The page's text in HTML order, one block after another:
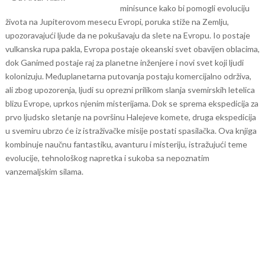
minisunce kako bi pomogli evoluciju
života na Jupiterovom mesecu Evropi, poruka stiže na Zemlju,
upozoravajući ljude da ne pokušavaju da slete na Evropu. Io postaje
vulkanska rupa pakla, Evropa postaje okeanski svet obavijen oblacima,
dok Ganimed postaje raj za planetne inženjere i novi svet koji ljudi
kolonizuju. Međuplanetarna putovanja postaju komercijalno održiva,
ali zbog upozorenja, ljudi su oprezni prilikom slanja svemirskih letelica
blizu Evrope, uprkos njenim misterijama. Dok se sprema ekspedicija za
prvo ljudsko sletanje na površinu Halejeve komete, druga ekspedicija
u svemiru ubrzo će iz istraživačke misije postati spasilačka. Ova knjiga
kombinuje naučnu fantastiku, avanturu i misteriju, istražujući teme
evolucije, tehnološkog napretka i sukoba sa nepoznatim
vanzemaljskim silama.